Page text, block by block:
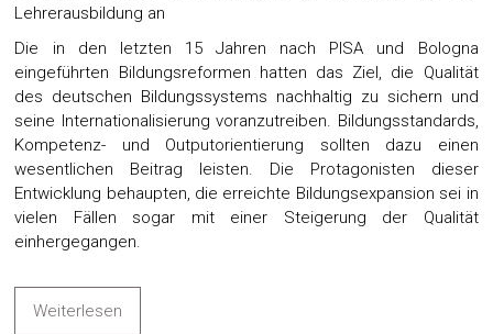
Lehrerausbildung an
Die in den letzten 15 Jahren nach PISA und Bologna
eingeführten Bildungsreformen hatten das Ziel, die Qualität
des deutschen Bildungssystems nachhaltig zu sichern und
seine Internationalisierung voranzutreiben. Bildungsstandards,
Kompetenz- und Outputorientierung sollten dazu einen
wesentlichen Beitrag leisten. Die Protagonisten dieser
Entwicklung behaupten, die erreichte Bildungsexpansion sei in
vielen Fällen sogar mit einer Steigerung der Qualität
einhergegangen.
Weiterlesen